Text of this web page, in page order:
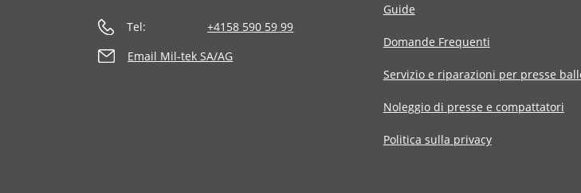
Tel:
+4158 590 59 99
Email Mil-tek SA/AG
Guide
Domande Frequenti
Servizio e riparazioni per presse
Noleggio di presse e compattatori
Politica sulla privacy